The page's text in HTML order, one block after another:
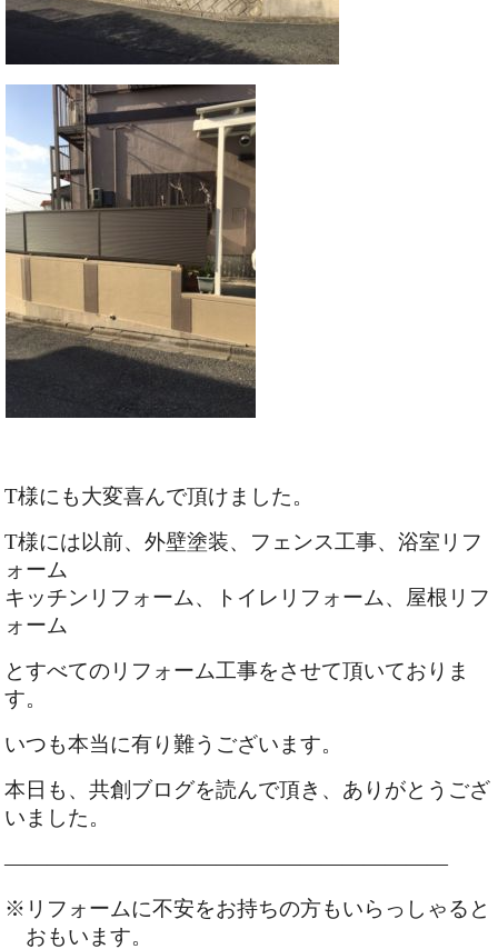
T様にも大変喜んで頂けました。
T様には以前、外壁塗装、フェンス工事、浴室リフ
ォーム
キッチンリフォーム、トイレリフォーム、屋根リフ
ォーム
とすべてのリフォーム工事をさせて頂いておりま
す。
いつも本当に有り難うございます。
本日も、共創ブログを読んで頂き、ありがとうござ
いました。
—————————————————————
※リフォームに不安をお持ちの方もいらっしゃると
おもいます。